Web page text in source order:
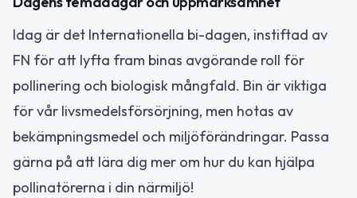
Idag är det Internationella bi-dagen, instiftad av
FN för att lyfta fram binas avgörande roll för
pollinering och biologisk mångfald. Bin är viktiga
för vår livsmedelsförsörjning, men hotas av
bekämpningsmedel och miljöförändringar. Passa
gärna på att lära dig mer om hur du kan hjälpa
pollinatörerna i din närmiljö!